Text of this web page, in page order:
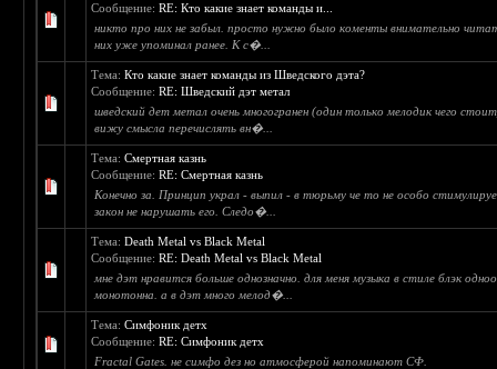
Сообщение:RE: Кто какие знает команды и...
никто про них не забыл. просто нужно было коменты внимательно
них уже упоминал ранее. К с�...
Тема:Кто какие знает команды из Шведского дэта?
Сообщение:RE: Шведский дэт метал
шведский дет метал очень многогранен (один только мелодик чего
вижу смысла перечислять вн�...
Тема:Смертная казнь
Сообщение:RE: Смертная казнь
Конечно за. Принцип украл - выпил - в тюрьму че то не особо
закон не нарушать его. Следо�...
Тема:Death Metal vs Black Metal
Сообщение:RE: Death Metal vs Black Metal
мне дэт нравится больше однозначно. для меня музыка в стиле блэк
монотонна. а в дэт много мелод�...
Тема:Симфоник детх
Сообщение:RE: Симфоник детх
Fractal Gates. не симфо дез но атмосферой напоминают СФ.